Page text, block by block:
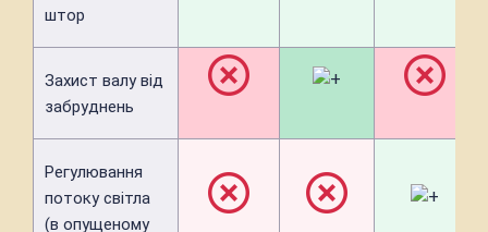
штор
Захист валу від
забруднень
Регулювання
потоку світла
(в опущеному